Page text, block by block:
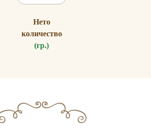
Нето
количество
(гр.)